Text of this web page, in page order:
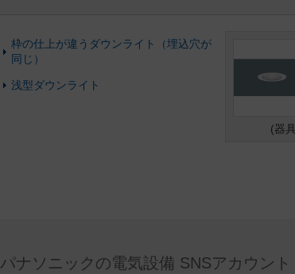
枠の仕上が違うダウンライト（埋込穴が
同じ）
浅型ダウンライト
(器
パナソニックの電気設備 SNSアカウント